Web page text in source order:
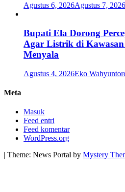
Agustus 6, 2026Agustus 7, 2026
Bupati Ela Dorong
Agar Listrik di Kawasan
Menyala
Agustus 4, 2026Eko
Meta
Masuk
Feed entri
Feed komentar
WordPress.org
| Theme: News Portal by Mystery